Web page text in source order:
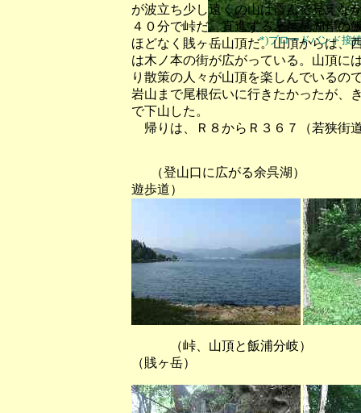
*)ブロードバンド接
が波立ち少し遠くの山は霞んで見えな
４０分で峠だ。直進すると琵琶湖岸の
ほどなく賎ヶ岳山頂だ。山頂からは、
は木ノ本の街が広がっている。山頂に
り散策の人々が山頂を楽しんでいるの
岩山まで尾根伝いに行きたかったが、
で下山した。
帰りは、Ｒ８からＲ３６７（若狭街
（登山口に広がる余呉湖）
遊歩道）
（峠、山頂と飯浦分
（賎ヶ岳）